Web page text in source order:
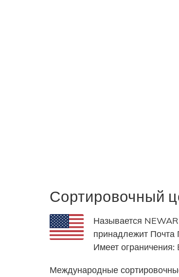
Сортировочный
Называется
принадлежит
Имеет ограничения:
Международные